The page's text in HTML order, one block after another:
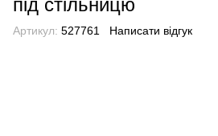
під стільницю
Артикул: 527761 Написати відгук